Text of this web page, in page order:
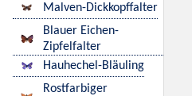
Malven-Dickkopffalter
Blauer Eichen-
Zipfelfalter
Hauhechel-Bläuling
Rostfarbiger